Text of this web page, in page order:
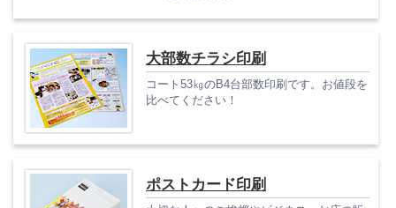
大部数チラシ印刷
コート53㎏のB4台部数印刷です。お値段を
比べてください！
ポストカード印刷